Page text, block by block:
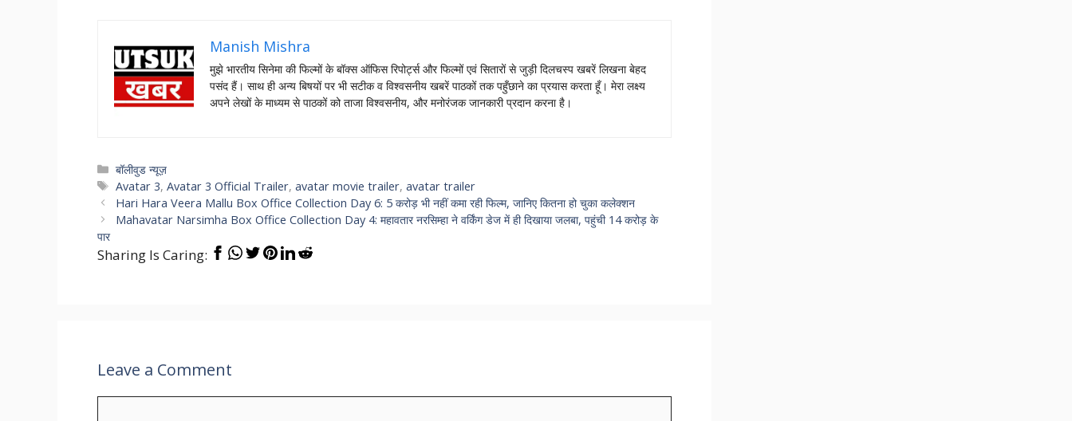
Manish Mishra
मुझे भारतीय सिनेमा की फिल्मों के बॉक्स ऑफिस रिपोर्ट्स और फिल्मों एवं सितारों से जुड़ी दिलचस्प खबरें लिखना बेहद
पसंद हैं। साथ ही अन्य बिषयों पर भी सटीक व विश्वसनीय खबरें पाठकों तक पहुँछाने का प्रयास करता हूँ। मेरा लक्ष्य
अपने लेखों के माध्यम से पाठकों को ताजा विश्वसनीय, और मनोरंजक जानकारी प्रदान करना है।
Categories
बॉलीवुड न्यूज़
Tags
Avatar 3,Avatar 3 Official Trailer,avatar movie trailer,avatar trailer
Hari Hara Veera Mallu Box Office Collection Day 6: 5 करोड़ भी नहीं कमा रही फिल्म, जानिए कितना हो चुका कलेक्शन
Mahavatar Narsimha Box Office Collection Day 4: महावतार नरसिम्हा ने वर्किंग डेज में ही दिखाया जलबा, पहुंची 14 करोड़ के
पार
Sharing Is Caring:
Leave a Comment